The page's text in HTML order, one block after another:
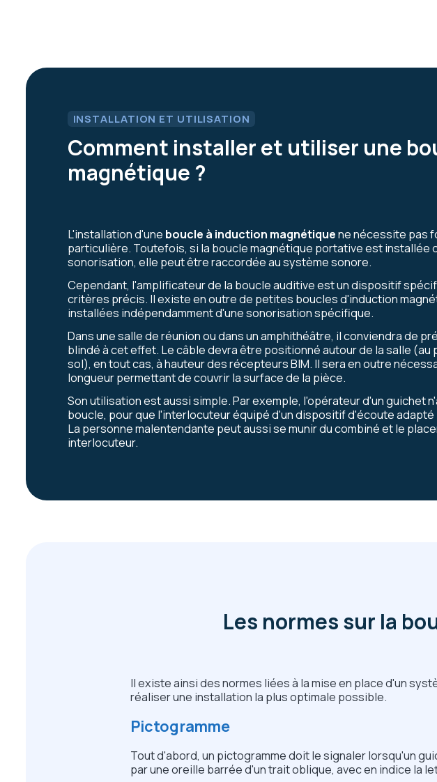
INSTALLATION ET UTILISATION
Comment installer et utiliser une
magnétique ?
L'installation d'une boucle à induction magnétiquene nécessite pas
particulière. Toutefois, si la boucle magnétique portative est installée
sonorisation, elle peut être raccordée au système sonore.
Cependant, l'amplificateur de la boucle auditive est un dispositif
critères précis. Il existe en outre de petites boucles d'induction
installées indépendamment d'une sonorisation spécifique.
Dans une salle de réunion ou dans un amphithéâtre, il conviendra de
blindé à cet effet. Le câble devra être positionné autour de la salle (au
sol), en tout cas, à hauteur des récepteurs BIM. Il sera en outre
longueur permettant de couvrir la surface de la pièce.
Son utilisation est aussi simple. Par exemple, l'opérateur d'un guichet
boucle, pour que l'interlocuteur équipé d'un dispositif d'écoute
La personne malentendante peut aussi se munir du combiné et le
interlocuteur.
Les normes sur la
Il existe ainsi des normes liées à la mise en place d'un
réaliser une installation la plus optimale possible.
Pictogramme
Tout d'abord, un pictogramme doit le signaler lorsqu'un
par une oreille barrée d'un trait oblique, avec en indice la